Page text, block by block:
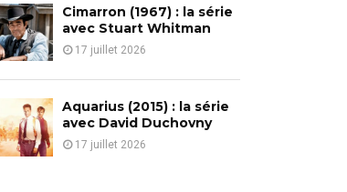
Cimarron (1967) : la série
avec Stuart Whitman
17 juillet 2026
Aquarius (2015) : la série
avec David Duchovny
17 juillet 2026